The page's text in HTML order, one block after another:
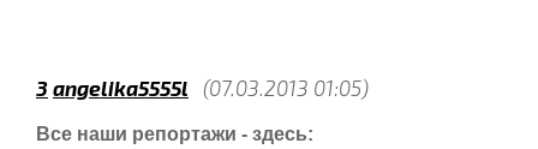
3 angelika5555l (07.03.2013 01:05)
Все наши репортажи - здесь: